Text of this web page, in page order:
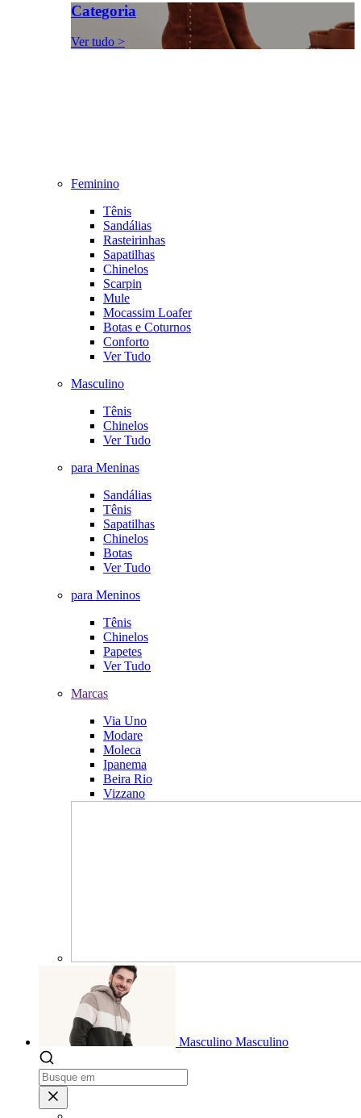
Categoria
Ver tudo >
Feminino
Tênis
Sandálias
Rasteirinhas
Sapatilhas
Chinelos
Scarpin
Mule
Mocassim Loafer
Botas e Coturnos
Conforto
Ver Tudo
Masculino
Tênis
Chinelos
Ver Tudo
para Meninas
Sandálias
Tênis
Sapatilhas
Chinelos
Botas
Ver Tudo
para Meninos
Tênis
Chinelos
Papetes
Ver Tudo
Marcas
Via Uno
Modare
Moleca
Ipanema
Beira Rio
Vizzano
Masculino Masculino